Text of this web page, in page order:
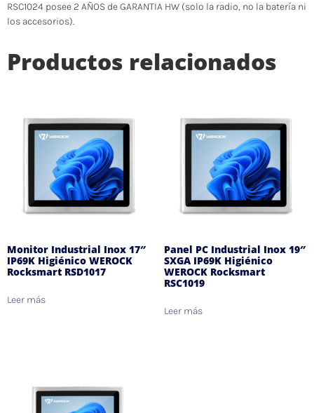
RSC1024 posee 2 AÑOS de GARANTIA HW (solo la radio, no la batería ni
los accesorios).
Productos relacionados
Monitor Industrial Inox 17″
IP69K Higiénico WEROCK
Rocksmart RSD1017
Leer más
Panel PC Industrial Inox 19″
SXGA IP69K Higiénico
WEROCK Rocksmart
RSC1019
Leer más